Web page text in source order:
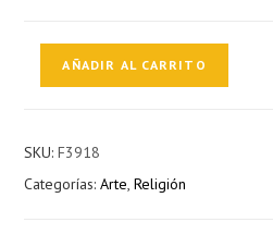
Jesús
y
AÑADIR AL CARRITO
SKU:F3918
Categorías:Arte,Religión